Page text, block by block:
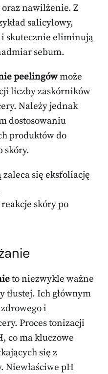
nawilżenie. Z
salicylowy,
i skutecznie eliminują
sebum.
peelingówmoże
liczby zaskórników
Należy jednak
dostosowaniu
produktów do
skóry.
zaleca się eksfoliację
skóry po
to niezwykle ważne
Ich głównym
i
Proces tonizacji
co ma kluczowe
się z
Niewłaściwe pH